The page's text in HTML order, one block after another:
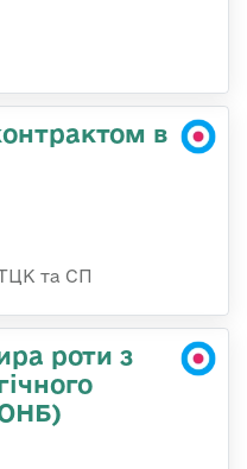
в
та СП
роти з